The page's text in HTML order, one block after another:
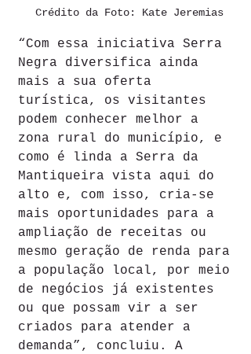
Crédito da Foto: Kate Jeremias
“Com essa iniciativa Serra
Negra diversifica ainda
mais a sua oferta
turística, os visitantes
podem conhecer melhor a
zona rural do município, e
como é linda a Serra da
Mantiqueira vista aqui do
alto e, com isso, cria-se
mais oportunidades para a
ampliação de receitas ou
mesmo geração de renda para
a população local, por meio
de negócios já existentes
ou que possam vir a ser
criados para atender a
demanda”, concluiu. A